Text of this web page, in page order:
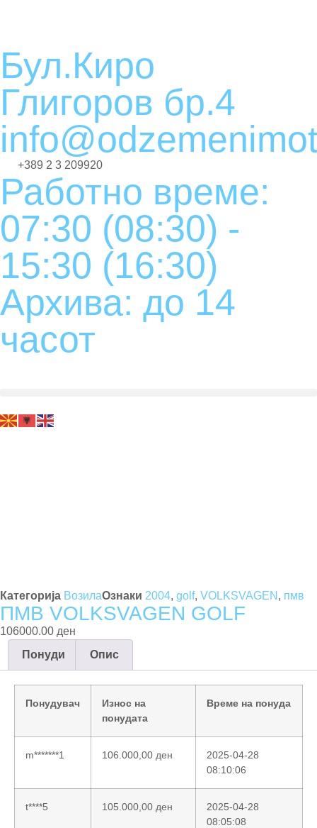
Бул.Киро
Глигоров бр.4
+389 2 3 209920
Работно време:
07:30 (08:30) -
15:30 (16:30)
Архива: до 14
часот
Категорија ВозилаОзнаки 2004, golf, VOLKSVAGEN , пмв
ПМВ VOLKSVAGEN GOLF
106000.00 ден
Понуди
Опис
Понудувач
Износ на
понудата
Време на понуда
m*******1 106.000,00 ден
2025-04-28
08:10:06
t****5 105.000,00 ден
2025-04-28
08:05:08